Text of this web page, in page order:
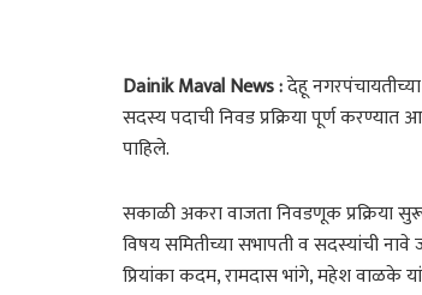
Dainik Maval News :देहू
सदस्य पदाची निवड प्रक्रिया पूर्ण करण्यात
पाहिले.
सकाळी अकरा वाजता निवडणूक प्रक्रिया सुरू
विषय समितीच्या सभापती व सदस्यांची नावे
प्रियांका कदम, रामदास भांगे, महेश वाळके